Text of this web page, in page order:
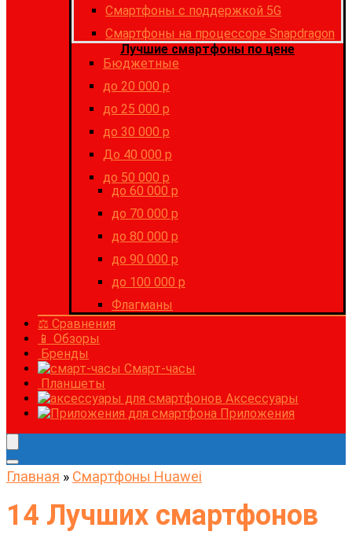
Cмартфоны с поддержкой 5G
Смартфоны на процессоре Snapdragon
Лучшие смартфоны по цене
Бюджетные
до 20 000 р
до 25 000 р
до 30 000 р
До 40 000 р
до 50 000 р
до 60 000 р
до 70 000 р
до 80 000 р
до 90 000 р
до 100 000 р
Флагманы
⚖ Сравнения
📱 Обзоры
Бренды
Смарт-часы
Планшеты
Аксессуары
Приложения
Главная » Cмартфоны Huawei
14 Лучших смартфонов